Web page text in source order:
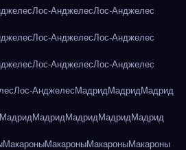
Лос-АнджелесЛос-Анджелес
Лос-АнджелесЛос-Анджелес
Лос-АнджелесЛос-Анджелес
Лос-Анджелес МадридМадридМадрид
МадридМадридМадридМадридМадрид
МакароныМакароныМакароныМакароны